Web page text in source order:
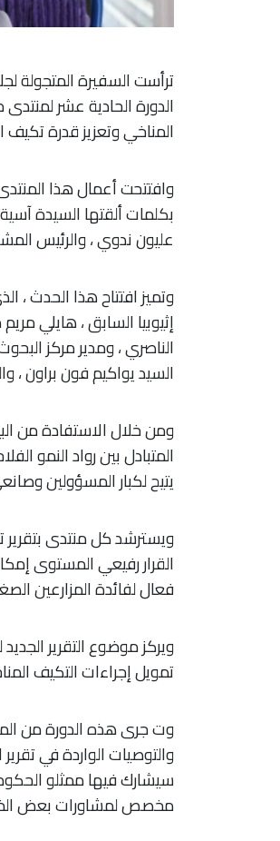
ترأست السفيرة المتجولة
الدورة الحادية عشر
المناخي وتعزيز قدرة تكيف
وافتتحت أعمال هذا
بكلمات ألقتها السيدة آسية
عليون ندوي ، والرئيس
وتميز افتتاح هذا الحدث ،
إثيوبيا السابق ، هايلي
الناصري ، ومدير مركز
السيد يواكيم فون براون ،
ومن خلال الاستفادة من
المتبادل بين رواد النمو
يتيح لكبار المسؤولين
ويسترشد كل منتدى بتقرير
القرار رفيعي المستوى
فعال لفائدة المزارعين
ويركز موضوع التقرير
تمويل إجراءات التكيف
وت جرى هذه الدورة من
والتوصيات الواردة في
سيشارك فيها ممثلو
مخصص لمشاورات بعض